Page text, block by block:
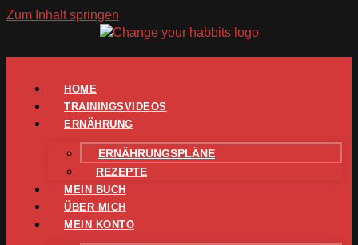
Zum Inhalt springen
HOME
TRAININGSVIDEOS
ERNÄHRUNG
ERNÄHRUNGSPLÄNE
REZEPTE
MEIN BUCH
ÜBER MICH
MEIN KONTO